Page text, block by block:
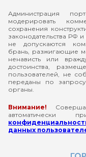
Администрация
модерировать
сохранения
законодательства РФ
не допускаются
брань, разжигающие
ненависть или
достоинства,
пользователей, не
переданы по
органы.
Внимание!
автоматически
данных